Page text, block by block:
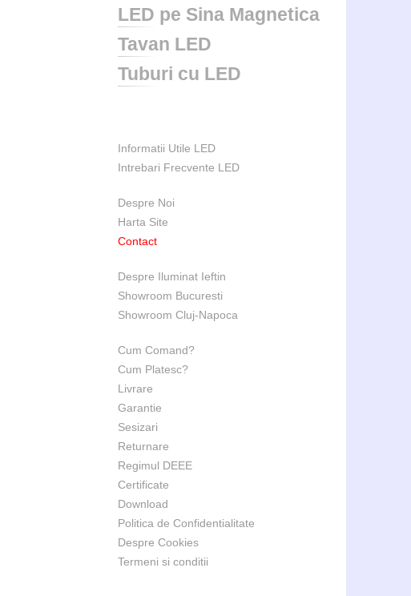
LED pe Sina Magnetica
Tavan LED
Tuburi cu LED
Informatii Utile LED
Intrebari Frecvente LED
Despre Noi
Harta Site
Contact
Despre Iluminat Ieftin
Showroom Bucuresti
Showroom Cluj-Napoca
Cum Comand?
Cum Platesc?
Livrare
Garantie
Sesizari
Returnare
Regimul DEEE
Certificate
Download
Politica de Confidentialitate
Despre Cookies
Termeni si conditii